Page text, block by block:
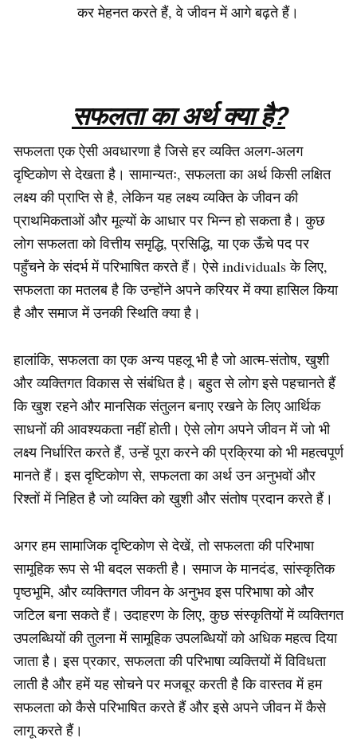
कर मेहनत करते हैं, वे जीवन में आगे बढ़ते हैं।
सफलता का अर्थ क्या है?
सफलता एक ऐसी अवधारणा है जिसे हर व्यक्ति अलग-अलग
दृष्टिकोण से देखता है। सामान्यतः, सफलता का अर्थ किसी लक्षित
लक्ष्य की प्राप्ति से है, लेकिन यह लक्ष्य व्यक्ति के जीवन की
प्राथमिकताओं और मूल्यों के आधार पर भिन्न हो सकता है। कुछ
लोग सफलता को वित्तीय समृद्धि, प्रसिद्धि, या एक ऊँचे पद पर
पहुँचने के संदर्भ में परिभाषित करते हैं। ऐसे individuals के लिए,
सफलता का मतलब है कि उन्होंने अपने करियर में क्या हासिल किया
है और समाज में उनकी स्थिति क्या है।
हालांकि, सफलता का एक अन्य पहलू भी है जो आत्म-संतोष, खुशी
और व्यक्तिगत विकास से संबंधित है। बहुत से लोग इसे पहचानते हैं
कि खुश रहने और मानसिक संतुलन बनाए रखने के लिए आर्थिक
साधनों की आवश्यकता नहीं होती। ऐसे लोग अपने जीवन में जो भी
लक्ष्य निर्धारित करते हैं, उन्हें पूरा करने की प्रक्रिया को भी महत्वपूर्ण
मानते हैं। इस दृष्टिकोण से, सफलता का अर्थ उन अनुभवों और
रिश्तों में निहित है जो व्यक्ति को खुशी और संतोष प्रदान करते हैं।
अगर हम सामाजिक दृष्टिकोण से देखें, तो सफलता की परिभाषा
सामूहिक रूप से भी बदल सकती है। समाज के मानदंड, सांस्कृतिक
पृष्ठभूमि, और व्यक्तिगत जीवन के अनुभव इस परिभाषा को और
जटिल बना सकते हैं। उदाहरण के लिए, कुछ संस्कृतियों में व्यक्तिगत
उपलब्धियों की तुलना में सामूहिक उपलब्धियों को अधिक महत्व दिया
जाता है। इस प्रकार, सफलता की परिभाषा व्यक्तियों में विविधता
लाती है और हमें यह सोचने पर मजबूर करती है कि वास्तव में हम
सफलता को कैसे परिभाषित करते हैं और इसे अपने जीवन में कैसे
लागू करते हैं।